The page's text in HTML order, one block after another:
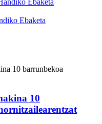
Ebaketa
10